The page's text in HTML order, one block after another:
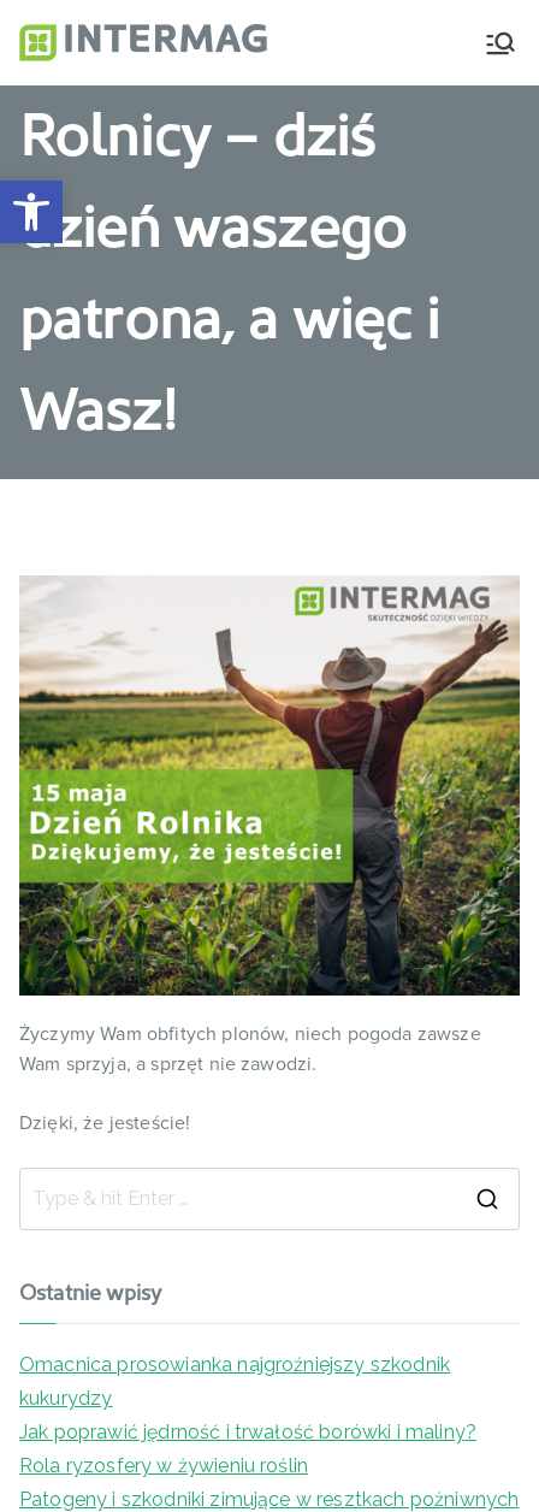
Otwórz pasek narzędzi
dolistnych i biostymulatorów
Rolnicy – dziś
dzień waszego
patrona, a więc i
Wasz!
Życzymy Wam obfitych plonów, niech pogoda zawsze
Wam sprzyja, a sprzęt nie zawodzi.
Dzięki, że jesteście!
Ostatnie wpisy
Omacnica prosowianka najgroźniejszy szkodnik
kukurydzy
Jak poprawić jędrność i trwałość borówki i maliny?
Rola ryzosfery w żywieniu roślin
Patogeny i szkodniki zimujące w resztkach pożniwnych